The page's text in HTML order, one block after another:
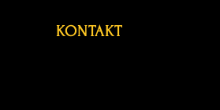
KONTAKT